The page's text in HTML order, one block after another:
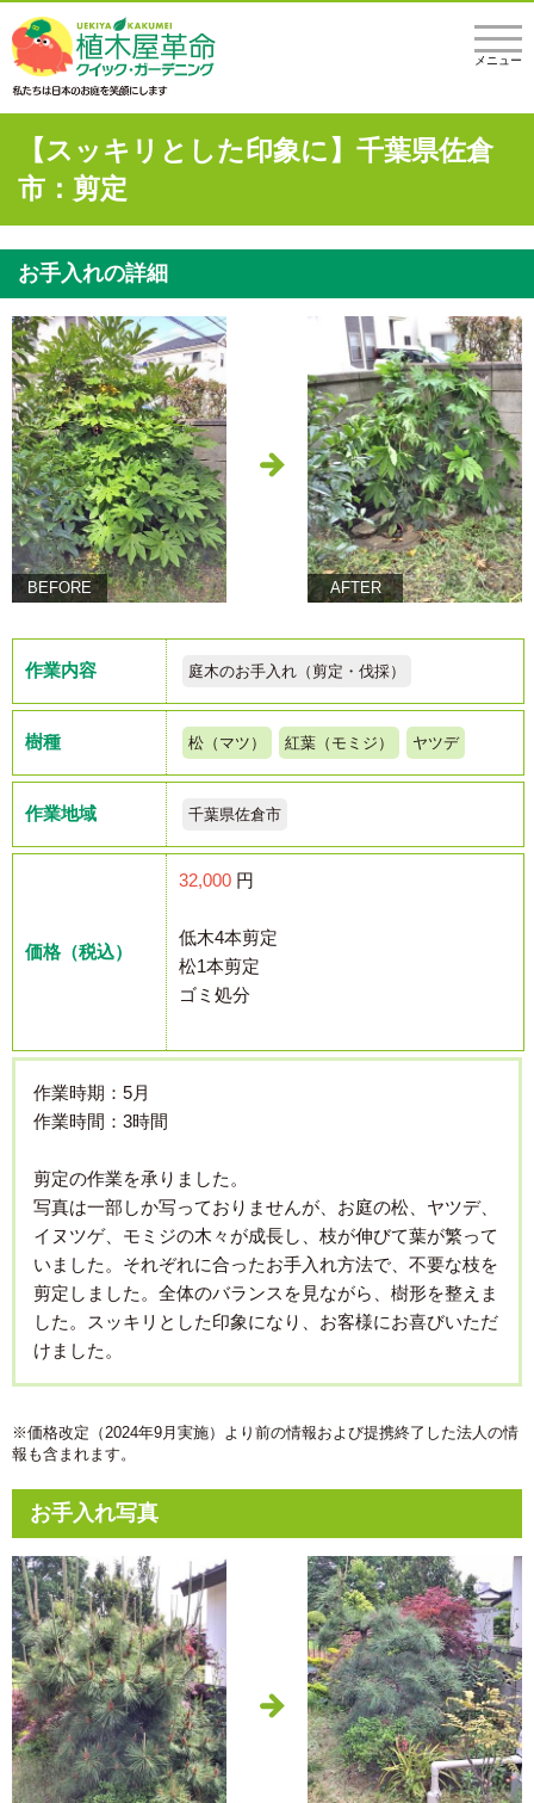
メニュー
【スッキリとした印象に】千葉県佐倉
市：剪定
お手入れの詳細
BEFORE AFTER
作業内容 庭木のお手入れ（剪定・伐採）
樹種 松（マツ） 紅葉（モミジ） ヤツデ
作業地域 千葉県佐倉市
価格（税込）
32,000 円
低木4本剪定
松1本剪定
ゴミ処分
作業時期：5月
作業時間：3時間
剪定の作業を承りました。
写真は一部しか写っておりませんが、お庭の松、ヤツデ、
イヌツゲ、モミジの木々が成長し、枝が伸びて葉が繁って
いました。それぞれに合ったお手入れ方法で、不要な枝を
剪定しました。全体のバランスを見ながら、樹形を整えま
した。スッキリとした印象になり、お客様にお喜びいただ
けました。
※価格改定（2024年9月実施）より前の情報および提携終了した法人の情
報も含まれます。
お手入れ写真